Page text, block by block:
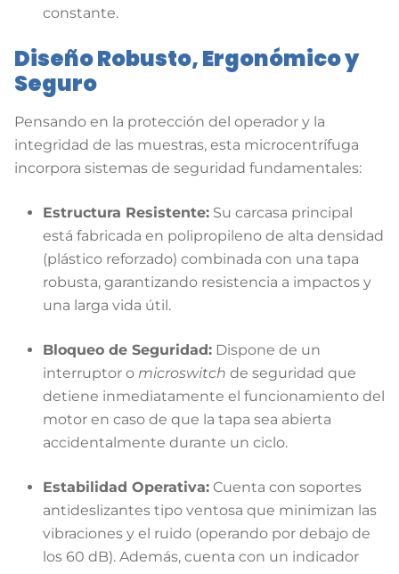
constante.
Diseño Robusto, Ergonómico y
Seguro
Pensando en la protección del operador y la
integridad de las muestras, esta microcentrífuga
incorpora sistemas de seguridad fundamentales:
Estructura Resistente: Su carcasa principal
está fabricada en polipropileno de alta densidad
(plástico reforzado) combinada con una tapa
robusta, garantizando resistencia a impactos y
una larga vida útil.
Bloqueo de Seguridad: Dispone de un
interruptor o microswitch de seguridad que
detiene inmediatamente el funcionamiento del
motor en caso de que la tapa sea abierta
accidentalmente durante un ciclo.
Estabilidad Operativa: Cuenta con soportes
antideslizantes tipo ventosa que minimizan las
vibraciones y el ruido (operando por debajo de
los 60 dB). Además, cuenta con un indicador